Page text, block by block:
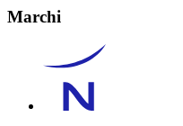
Marchi